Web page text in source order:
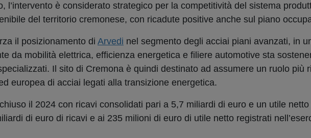
l’intervento è considerato strategico per la competitività del sistema
del territorio cremonese, con ricadute positive anche sul piano
il posizionamento di Arvedi nel segmento degli acciai piani avanzati, in
da mobilità elettrica, efficienza energetica e filiere automotive sta
Il sito di Cremona è quindi destinato ad assumere un ruolo più
europea di acciai legati alla transizione energetica.
il 2024 con ricavi consolidati pari a 5,7 miliardi di euro e un utile
di euro di ricavi e ai 235 milioni di euro di utile netto registrati